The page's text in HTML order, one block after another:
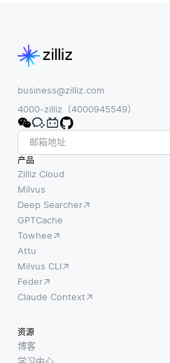
business@zilliz.com
4000-zilliz（4000945549）
产品
Zilliz Cloud
Milvus
Deep Searcher
GPTCache
Towhee
Attu
Milvus CLI
Feder
Claude Context
资源
博客